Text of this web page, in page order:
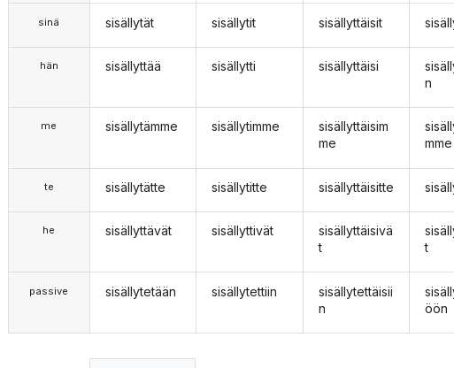
sinä
hän
me
te
he
passive
sisällytät
sisällyttää
sisällytämme
sisällytätte
sisällyttävät
sisällytetään
sisällytit
sisällytti
sisällytimme
sisällytitte
sisällyttivät
sisällytettiin
sisällyttäisit
sisällyttäisi
sisällyttäisim
me
sisällyttäisitte
sisällyttäisivä
t
sisällytettäisii
n
n
mme
t
öön